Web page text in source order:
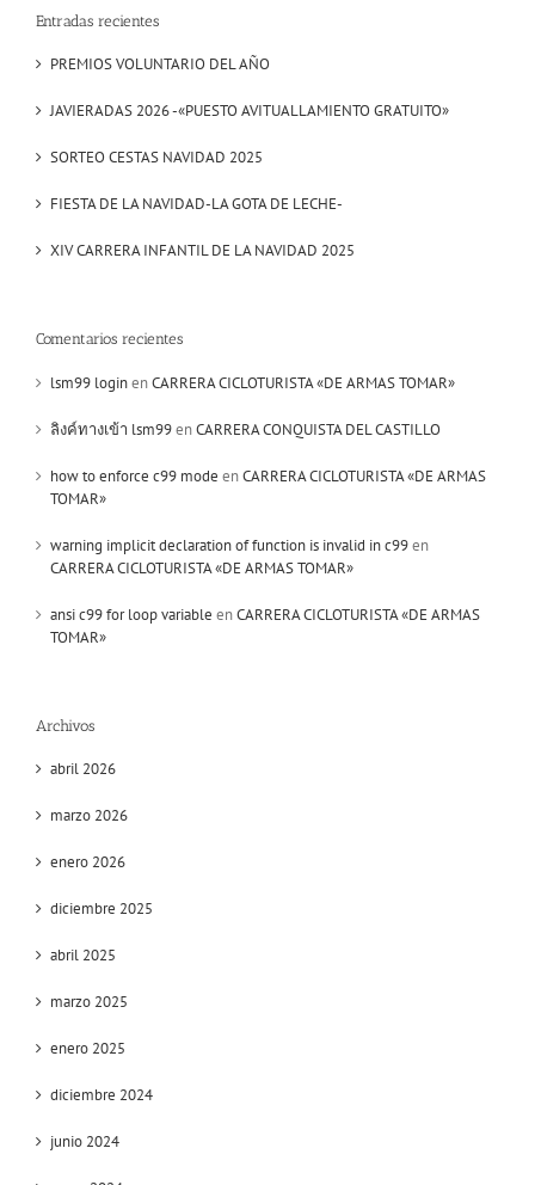
Entradas recientes
PREMIOS VOLUNTARIO DEL AÑO
JAVIERADAS 2026 -«PUESTO AVITUALLAMIENTO GRATUITO»
SORTEO CESTAS NAVIDAD 2025
FIESTA DE LA NAVIDAD-LA GOTA DE LECHE-
XIV CARRERA INFANTIL DE LA NAVIDAD 2025
Comentarios recientes
lsm99 loginenCARRERA CICLOTURISTA «DE ARMAS TOMAR»
ลิงค์ทางเข้า lsm99enCARRERA CONQUISTA DEL CASTILLO
how to enforce c99 mode enCARRERA CICLOTURISTA «DE ARMAS
TOMAR»
warning implicit declaration of function is invalid in c99en
CARRERA CICLOTURISTA «DE ARMAS TOMAR»
ansi c99 for loop variable enCARRERA CICLOTURISTA «DE ARMAS
TOMAR»
Archivos
abril 2026
marzo 2026
enero 2026
diciembre 2025
abril 2025
marzo 2025
enero 2025
diciembre 2024
junio 2024